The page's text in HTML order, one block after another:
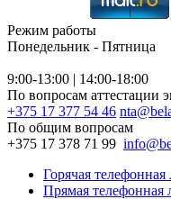
Режим работы
Понедельник - Пятница
9:00-13:00 | 14:00-18:00
По вопросам аттестации
+375 17 377 54 46
По общим вопросам
+375 17 378 71 99
Горячая телефонная
Прямая телефонная